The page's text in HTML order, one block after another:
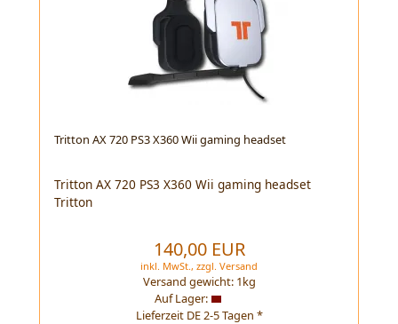
Tritton AX 720 PS3 X360 Wii gaming headset
Tritton AX 720 PS3 X360 Wii gaming headset
Tritton
140,00 EUR
inkl. MwSt., zzgl. Versand
Versand gewicht: 1kg
Auf Lager:
Lieferzeit DE 2-5 Tagen *